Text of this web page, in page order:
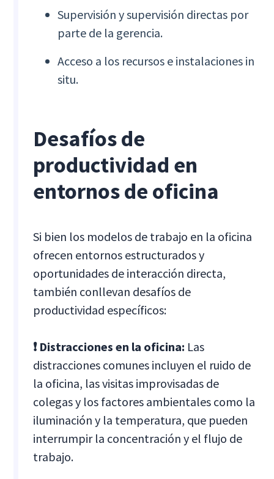
Supervisión y supervisión directas por
parte de la gerencia.
Acceso a los recursos e instalaciones in
situ.
Desafíos de
productividad en
entornos de oficina
Si bien los modelos de trabajo en la oficina
ofrecen entornos estructurados y
oportunidades de interacción directa,
también conllevan desafíos de
productividad específicos:
❗ Distracciones en la oficina: Las
distracciones comunes incluyen el ruido de
la oficina, las visitas improvisadas de
colegas y los factores ambientales como la
iluminación y la temperatura, que pueden
interrumpir la concentración y el flujo de
trabajo.